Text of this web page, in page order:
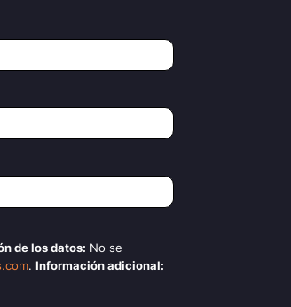
de los datos: No se
. Información adicional: